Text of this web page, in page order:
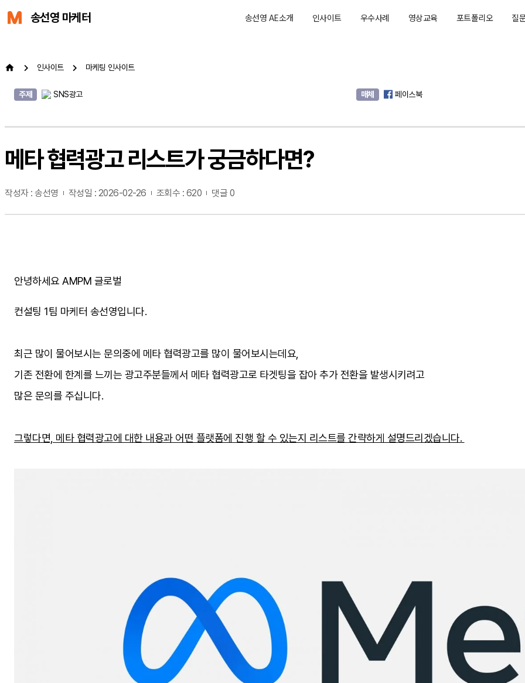
송선영 마케터 송선영 AE소개 인사이트 우수사례 영상교육 포트폴리오 질
인사이트 마케팅 인사이트
주제 SNS광고 매체 페이스북
메타 협력광고 리스트가 궁금하다면?
작성자 : 송선영 작성일 : 2026-02-26 조회수 : 620 댓글 0
안녕하세요 AMPM 글로벌
컨설팅 1팀 마케터 송선영입니다.
최근 많이 물어보시는 문의중에 메타 협력광고를 많이 물어보시는데요,
기존 전환에 한계를 느끼는 광고주분들께서 메타 협력광고로 타겟팅을 잡아 추가 전환을 발생시키려고
많은 문의를 주십니다.
그렇다면, 메타 협력광고에 대한 내용과 어떤 플랫폼에 진행 할 수 있는지 리스트를 간략하게 설명드리겠습니다.